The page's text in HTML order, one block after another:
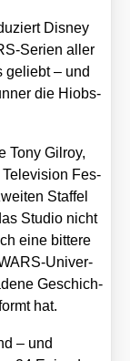
Dis­ney
Seri­en aller
geliebt – und
die Hiobs­
Tony Gil­roy,
Tele­vi­si­on Fes­
Staf­fel
Stu­dio nicht
eine bit­te­re
Uni­ver­
Geschich­
hat.
– und